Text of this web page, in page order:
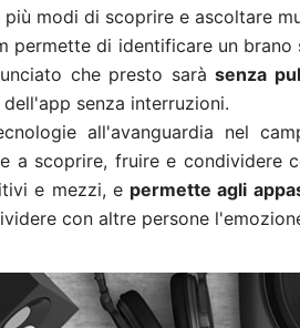
più modi di scoprire e ascoltare
permette di identificare un
che presto saràsenza
senza interruzioni.
all'avanguardia nel
a scoprire, fruire e condividere
e mezzi, e permette agli
con altre persone